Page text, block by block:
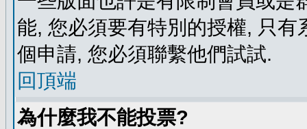
能, 您必須要有特別的授權, 只
個申請, 您必須聯繫他們試試.
回頂端
為什麼我不能投票?